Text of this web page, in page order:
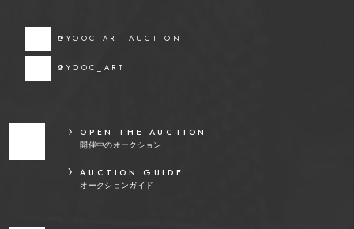
@YOOC ART AUCTION
@YOOC_ART
OPEN THE AUCTION
開催中のオークション
AUCTION GUIDE
オークションガイド